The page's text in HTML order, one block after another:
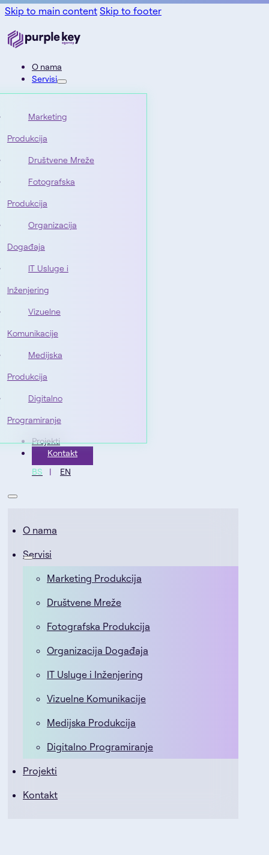
Skip to main content Skip to footer
O nama
Servisi
Marketing
Produkcija
Društvene Mreže
Fotografska
Produkcija
Organizacija
Događaja
IT Usluge i
Inženjering
Vizuelne
Komunikacije
Medijska
Produkcija
Digitalno
Programiranje
Projekti
Kontakt
BS
EN
O nama
Servisi
Marketing Produkcija
Društvene Mreže
Fotografska Produkcija
Organizacija Događaja
IT Usluge i Inženjering
Vizuelne Komunikacije
Medijska Produkcija
Digitalno Programiranje
Projekti
Kontakt